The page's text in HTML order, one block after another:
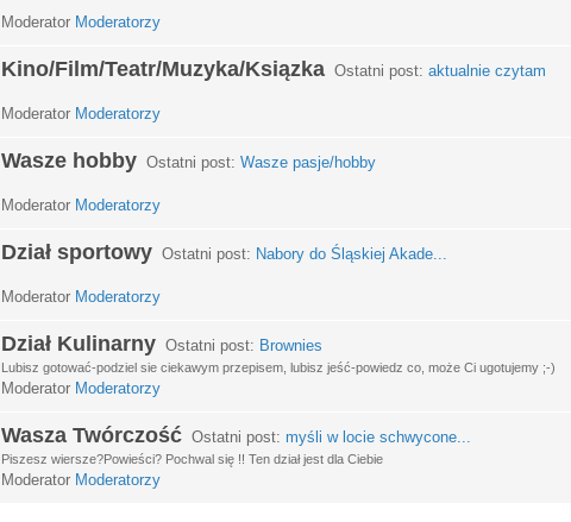
Moderator Moderatorzy
Kino/Film/Teatr/Muzyka/Ksiązka Ostatni post: aktualnie czytam
Moderator Moderatorzy
Wasze hobby Ostatni post: Wasze pasje/hobby
Moderator Moderatorzy
Dział sportowy Ostatni post: Nabory do Śląskiej Akade...
Moderator Moderatorzy
Dział Kulinarny Ostatni post: Brownies
Lubisz gotować-podziel sie ciekawym przepisem, lubisz jeść-powiedz co, może Ci ugotujemy ;-)
Moderator Moderatorzy
Wasza Twórczość Ostatni post: myśli w locie schwycone...
Piszesz wiersze?Powieści? Pochwal się !! Ten dział jest dla Ciebie
Moderator Moderatorzy